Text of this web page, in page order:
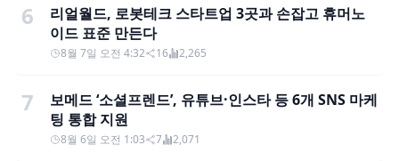
6
리얼월드, 로봇테크 스타트업 3곳과 손잡고 휴머노
이드 표준 만든다
8월 7일 오전 4:32 16 2,265
7
보메드 ‘소셜프렌드’, 유튜브·인스타 등 6개 SNS 마케
팅 통합 지원
8월 6일 오전 1:03 7 2,071